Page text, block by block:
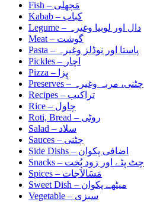
Fish – مَچھلی
Kabab – کباب
Legume –
دال اور لوبیا وغیرہ
Meat – گوشت
Pasta –
پاستا اور نوڈلز وغیرہ
Pickles – اچار
Pizza –
پِزا
Preserves –
چٹنی، مربہ وغیرہ
Recipes – تراکیب
Rice – چاول
Roti, Bread – روٹی
Salad – سلاد
Sauces – چٹنی
Side Dishs – اضافی پکوان
Snacks – چٹ پٹے اور زود پُخت
Spices – مَسَالاَجات
Sweet Dish – میٹھے پکوان
Vegetable – سبزی